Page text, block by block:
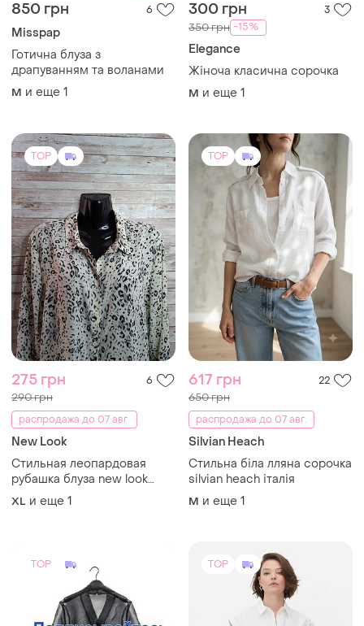
850 грн 6
Misspap
Готична блуза з
драпуванням та воланами
M и еще 1
300 грн 3
350 грн -15%
Elegance
Жіноча класична сорочка
M и еще 1
TOP
275 грн 6
290 грн
распродажа до 07 авг.
New Look
Стильная леопардовая
рубашка блуза new look
размер xl-2xl
XL и еще 1
TOP
617 грн 22
650 грн
распродажа до 07 авг.
Silvian Heach
Стильна біла лляна сорочка
silvian heach італія
M и еще 1
TOP TOP